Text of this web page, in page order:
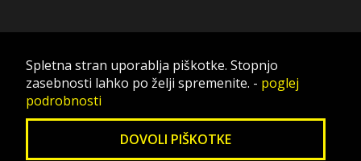
Spletna stran uporablja piškotke. Stopnjo
zasebnosti lahko po želji spremenite. - poglej
podrobnosti
DOVOLI PIŠKOTKE